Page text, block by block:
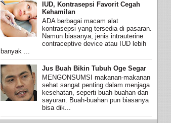
IUD, Kontrasepsi Favorit Cegah
Kehamilan
ADA berbagai macam alat
kontrasepsi yang tersedia di pasaran.
Namun biasanya, jenis intrauterine
contraceptive device atau IUD lebih
banyak ...
Jus Buah Bikin Tubuh Oge Segar
MENGONSUMSI makanan-makanan
sehat sangat penting dalam menjaga
kesehatan, seperti buah-buahan dan
sayuran. Buah-buahan pun biasanya
bisa dik...